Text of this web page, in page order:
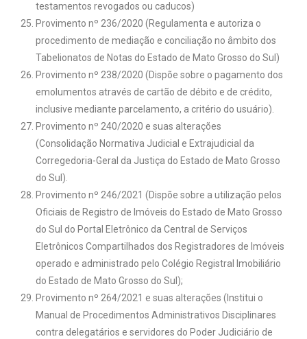
testamentos revogados ou caducos)
Provimento nº 236/2020 (Regulamenta e autoriza o
procedimento de mediação e conciliação no âmbito dos
Tabelionatos de Notas do Estado de Mato Grosso do Sul)
Provimento nº 238/2020 (Dispõe sobre o pagamento dos
emolumentos através de cartão de débito e de crédito,
inclusive mediante parcelamento, a critério do usuário).
Provimento nº 240/2020 e suas alterações
(Consolidação Normativa Judicial e Extrajudicial da
Corregedoria-Geral da Justiça do Estado de Mato Grosso
do Sul).
Provimento nº 246/2021 (Dispõe sobre a utilização pelos
Oficiais de Registro de Imóveis do Estado de Mato Grosso
do Sul do Portal Eletrônico da Central de Serviços
Eletrônicos Compartilhados dos Registradores de Imóveis
operado e administrado pelo Colégio Registral Imobiliário
do Estado de Mato Grosso do Sul);
Provimento nº 264/2021 e suas alterações (Institui o
Manual de Procedimentos Administrativos Disciplinares
contra delegatários e servidores do Poder Judiciário de